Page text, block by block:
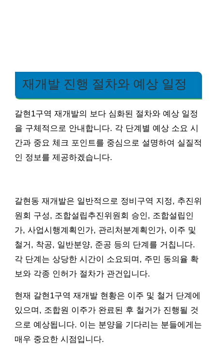
재개발 진행 절차와 예상 일정
갈현1구역 재개발의 보다 심화된 절차와 예상 일정
을 구체적으로 안내합니다. 각 단계별 예상 소요 시
간과 중요 체크 포인트를 중심으로 설명하여 실질적
인 정보를 제공하겠습니다.
갈현동 재개발은 일반적으로 정비구역 지정, 추진위
원회 구성, 조합설립추진위원회 승인, 조합설립인
가, 사업시행계획인가, 관리처분계획인가, 이주 및
철거, 착공, 일반분양, 준공 등의 단계를 거칩니다.
각 단계는 상당한 시간이 소요되며, 주민 동의율 확
보와 각종 인허가 절차가 관건입니다.
현재 갈현1구역 재개발 현황은 이주 및 철거 단계에
있으며, 조합원 이주가 완료된 후 철거가 진행될 것
으로 예상됩니다. 이는 분양을 기다리는 분들에게는
매우 중요한 시점입니다.